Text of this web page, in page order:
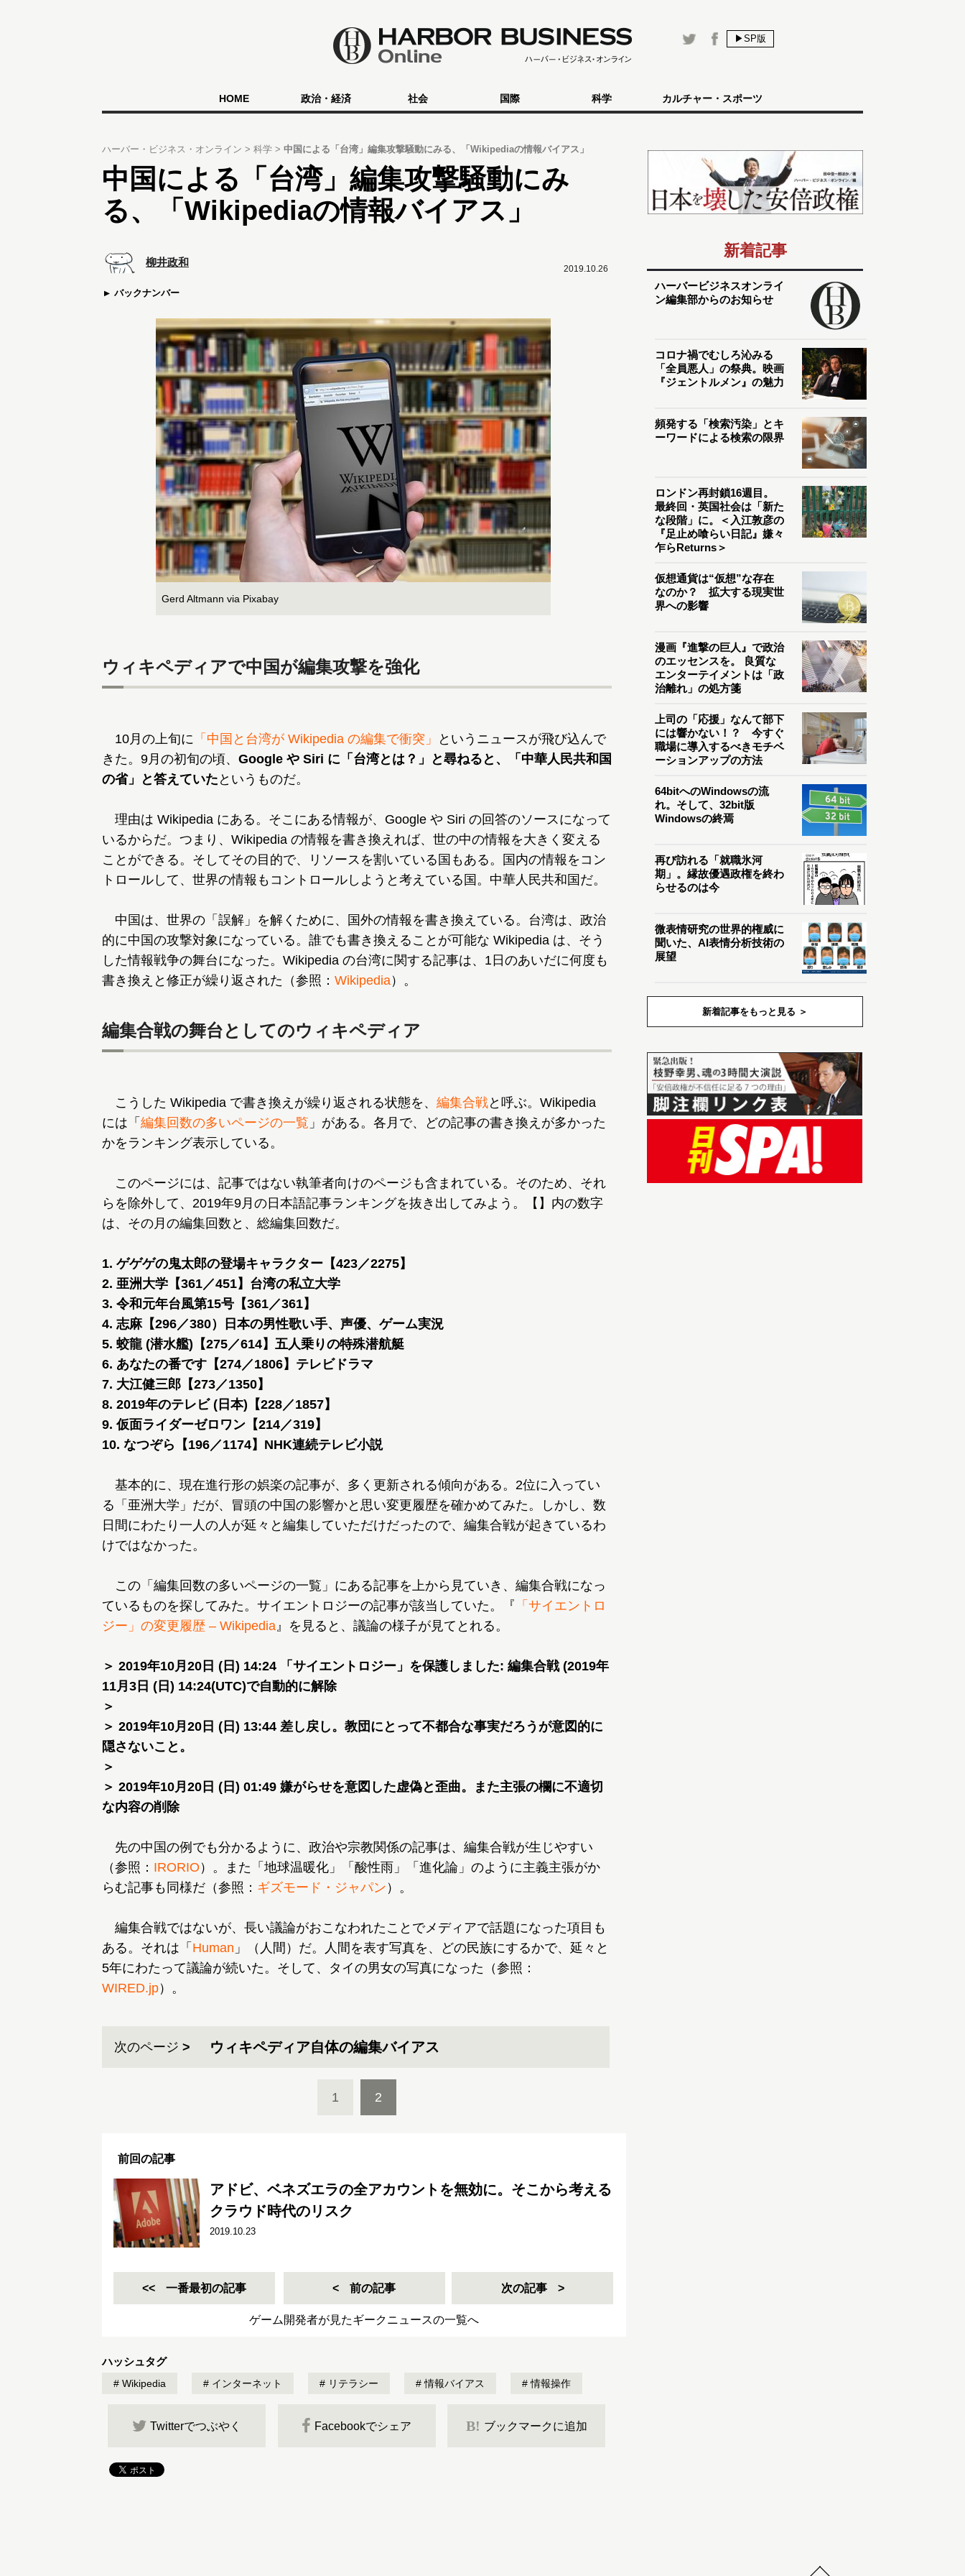
▶SP版
HOME 政治・経済 社会 国際 科学 カルチャー・スポーツ
ハーバー・ビジネス・オンライン 科学 中国による「台湾」編集攻撃騒動にみる、「Wikipediaの情報バイアス」
中国による「台湾」編集攻撃騒動にみ
る、「Wikipediaの情報バイアス」
2019.10.26
柳井政和
バックナンバー
Gerd Altmann via Pixabay
ウィキペディアで中国が編集攻撃を強化
10月の上旬に 「中国と台湾が Wikipedia の編集で衝突」
というニュースが飛び込んで
きた。9月の初旬の頃、 Google や Siri に「台湾とは？」と尋ねると、「中華人民共和国
の省」と答えていた というものだ。
理由は Wikipedia にある。そこにある情報が、Google や Siri の回答のソースになって
いるからだ。つまり、Wikipedia の情報を書き換えれば、世の中の情報を大きく変える
ことができる。そしてその目的で、リソースを割いている国もある。国内の情報をコン
トロールして、世界の情報もコントロールしようと考えている国。中華人民共和国だ。
中国は、世界の「誤解」を解くために、国外の情報を書き換えている。台湾は、政治
的に中国の攻撃対象になっている。誰でも書き換えることが可能な Wikipedia は、そう
した情報戦争の舞台になった。Wikipedia の台湾に関する記事は、1日のあいだに何度も
書き換えと修正が繰り返された（参照： Wikipedia）。
編集合戦の舞台としてのウィキペディア
こうした Wikipedia で書き換えが繰り返される状態を、 編集合戦と呼ぶ。Wikipedia
には「 編集回数の多いページの一覧 」がある。各月で、どの記事の書き換えが多かった
かをランキング表示している。
このページには、記事ではない執筆者向けのページも含まれている。そのため、それ
らを除外して、2019年9月の日本語記事ランキングを抜き出してみよう。【】内の数字
は、その月の編集回数と、総編集回数だ。
1. ゲゲゲの鬼太郎の登場キャラクター【423／2275】
2. 亜洲大学【361／451】台湾の私立大学
3. 令和元年台風第15号【361／361】
4. 志麻【296／380）日本の男性歌い手、声優、ゲーム実況
5. 蛟龍 (潜水艦)【275／614】五人乗りの特殊潜航艇
6. あなたの番です【274／1806】テレビドラマ
7. 大江健三郎【273／1350】
8. 2019年のテレビ (日本)【228／1857】
9. 仮面ライダーゼロワン【214／319】
10. なつぞら【196／1174】NHK連続テレビ小説
基本的に、現在進行形の娯楽の記事が、多く更新される傾向がある。2位に入ってい
る「亜洲大学」だが、冒頭の中国の影響かと思い変更履歴を確かめてみた。しかし、数
日間にわたり一人の人が延々と編集していただけだったので、編集合戦が起きているわ
けではなかった。
この「編集回数の多いページの一覧」にある記事を上から見ていき、編集合戦になっ
ているものを探してみた。サイエントロジーの記事が該当していた。『 「サイエントロ
ジー」の変更履歴 – Wikipedia』を見ると、議論の様子が見てとれる。
＞ 2019年10月20日 (日) 14:24‎ 「サイエントロジー」を保護しました: 編集合戦 (2019年
11月3日 (日) 14:24(UTC)で自動的に解除
＞
＞ 2019年10月20日 (日) 13:44‎ 差し戻し。教団にとって不都合な事実だろうが意図的に
隠さないこと。
＞
＞ 2019年10月20日 (日) 01:49‎ 嫌がらせを意図した虚偽と歪曲。また主張の欄に不適切
先の中国の例でも分かるように、政治や宗教関係の記事は、編集合戦が生じやすい
（参照： IRORIO ）。また「地球温暖化」「酸性雨」「進化論」のように主義主張がか
らむ記事も同様だ（参照： ギズモード・ジャパン ）。
編集合戦ではないが、長い議論がおこなわれたことでメディアで話題になった項目も
ある。それは「 Human 」（人間）だ。人間を表す写真を、どの民族にするかで、延々と
5年にわたって議論が続いた。そして、タイの男女の写真になった（参照：
WIRED.jp）。
次のページ ウィキペディア自体の編集バイアス
1 2
前回の記事
アドビ、ベネズエラの全アカウントを無効に。そこから考える
クラウド時代のリスク
2019.10.23
一番最初の記事 前の記事 次の記事
ゲーム開発者が見たギークニュースの一覧へ
ハッシュタグ
Wikipedia インターネット リテラシー 情報バイアス 情報操作
Twitterでつぶやく Facebookでシェア B! ブックマークに追加
新着記事
ハーバービジネスオンライ
ン編集部からのお知らせ
コロナ禍でむしろ沁みる
「全員悪人」の祭典。映画
『ジェントルメン』の魅力
頻発する「検索汚染」とキ
ーワードによる検索の限界
ロンドン再封鎖16週目。
最終回・英国社会は「新た
な段階」に。＜入江敦彦の
『足止め喰らい日記』嫌々
乍らReturns＞
仮想通貨は“仮想”な存在
なのか？ 拡大する現実世
界への影響
漫画『進撃の巨人』で政治
のエッセンスを。 良質な
エンターテイメントは「政
治離れ」の処方箋
上司の「応援」なんて部下
には響かない！？ 今すぐ
職場に導入するべきモチベ
ーションアップの方法
64bitへのWindowsの流
れ。そして、32bit版
Windowsの終焉
再び訪れる「就職氷河
期」。縁故優遇政権を終わ
らせるのは今
微表情研究の世界的権威に
聞いた、AI表情分析技術の
展望
新着記事をもっと見る